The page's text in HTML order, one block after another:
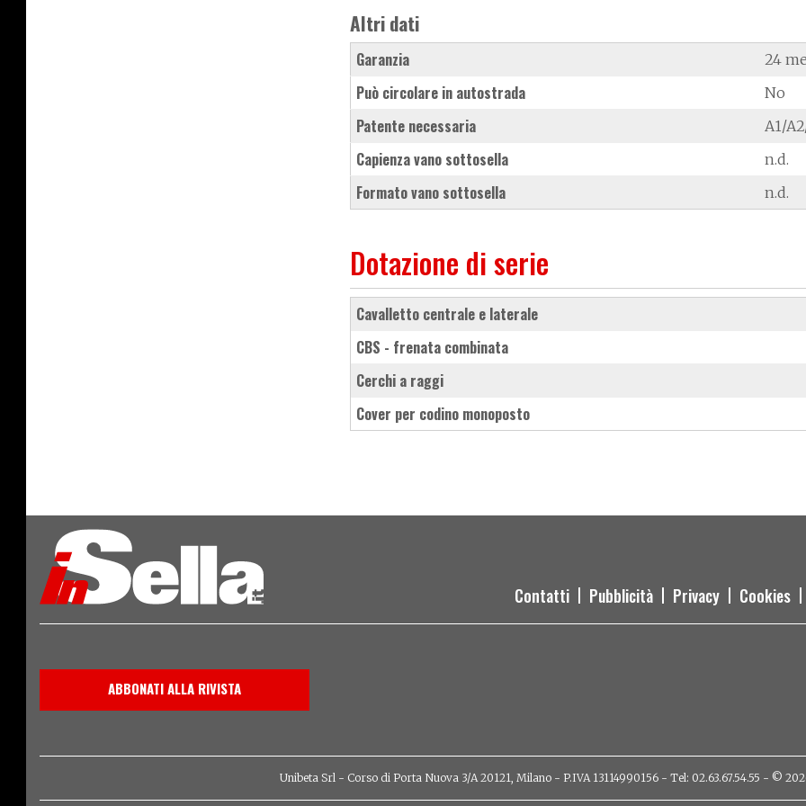
Altri dati
Garanzia 24
Può circolare in autostrada No
Patente necessaria A1/
Capienza vano sottosella n.d.
Formato vano sottosella n.d.
Dotazione di serie
cavalletto centrale e laterale
CBS - frenata combinata
cerchi a raggi
cover per codino monoposto
Contatti Pubblicità Privacy Cookies
ABBONATI ALLA RIVISTA
Unibeta Srl - Corso di Porta Nuova 3/A 20121, Milano - P.IVA 13114990156 - Tel: 02.63.67.54.55 - ©